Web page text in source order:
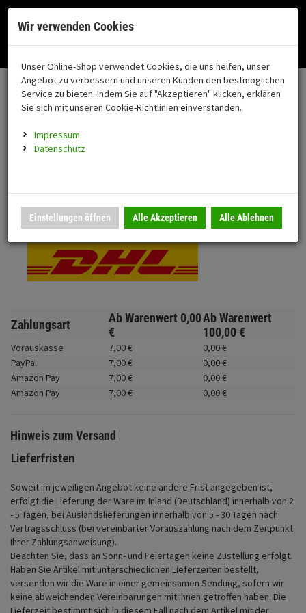
Fahrzeugteile
Alle Kategorien
FAHRZEUGTEILE
Montageständer
Beleuchtung
Fahrwerk
Zubehör
Merchandise
Neuheiten
coming soon
Anmelden | Registrieren Merkzettel
Ihr Warenkorb ist momentan leer.
Ergebnisse () Fertig
Nutzung unserer Dienste erklären Sie sich damit einverstanden!
Okay Datenschutz
Menü
Motorrad auswählen
Versand & Lieferung
Bitte wählen Sie Ihr Lieferland.
DHL National
Zahlungsart Ab Warenwert 0,00
€
Ab Warenwert
100,00 €
Vorauskasse 7,00€ 0,00€
PayPal
7,00€ 0,00€
Amazon Pay
7,00€ 0,00€
Amazon Pay
7,00€ 0,00€
Hinweis zum Versand
Lieferfristen
Soweit im jeweiligen Angebot keine andere Frist angegeben ist,
erfolgt die Lieferung der Ware im Inland (Deutschland) innerhalb von 2
- 5 Tagen, bei Auslandslieferungen innerhalb von 5 - 30 Tagen nach
Vertragsschluss (bei vereinbarter Vorauszahlung nach dem Zeitpunkt
Ihrer Zahlungsanweisung).
Beachten Sie, dass an Sonn- und Feiertagen keine Zustellung erfolgt.
Haben Sie Artikel mit unterschiedlichen Lieferzeiten bestellt,
versenden wir die Ware in einer gemeinsamen Sendung, sofern wir
keine abweichenden Vereinbarungen mit Ihnen getroffen haben. Die
Lieferzeit bestimmt sich in diesem Fall nach dem Artikel mit der
Wir verwenden Cookies
Unser Online-Shop verwendet Cookies, die uns helfen, unser
Angebot zu verbessern und unseren Kunden den bestmöglichen
Service zu bieten. Indem Sie auf "Akzeptieren" klicken, erklären
Sie sich mit unseren Cookie-Richtlinien einverstanden.
Impressum
Datenschutz
Einstellungen öffnen Alle Akzeptieren Alle Ablehnen